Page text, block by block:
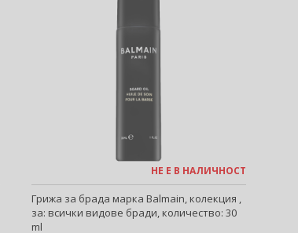
НЕ Е В НАЛИЧНОСТ
Грижа за брада марка Balmain, колекция ,
за: всички видове бради, количество: 30
ml